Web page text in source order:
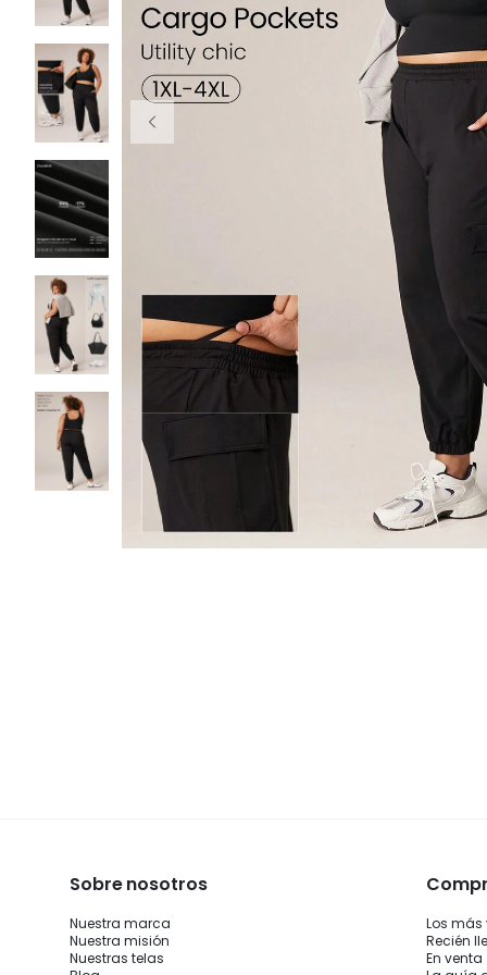
Sobre nosotros
Nuestra marca
Nuestra misión
Nuestras telas
Los
Recién
En venta